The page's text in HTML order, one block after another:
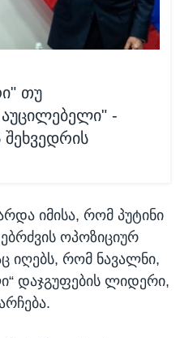
თუ
-
იმისა, რომ პუტინი
ოპოზიციურ
იღებს, რომ ნავალნი,
დაჯგუფების ლიდერი,